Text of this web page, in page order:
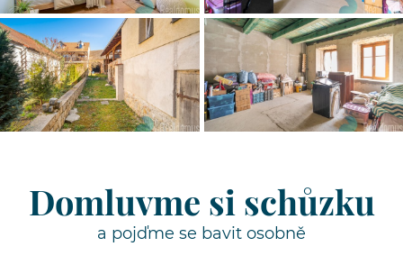
Domluvme si schůzku
a pojďme se bavit osobně